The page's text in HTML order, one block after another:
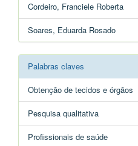
Cordeiro, Franciele Roberta
Soares, Eduarda Rosado
Palabras claves
Obtenção de tecidos e órgãos
Pesquisa qualitativa
Profissionais de saúde